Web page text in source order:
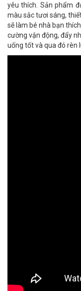
yêu thích. Sản phẩm
màu sắc tươi sáng,
sẽ làm bé nhà bạn
cường vận động, đẩy
uống tốt và qua đó rèn